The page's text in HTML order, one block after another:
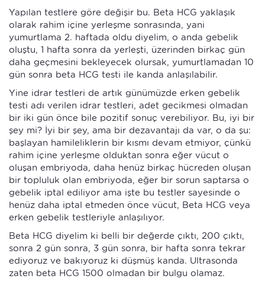
Yapılan testlere göre değişir bu. Beta HCG yaklaşık
olarak rahim içine yerleşme sonrasında, yani
yumurtlama 2. haftada oldu diyelim, o anda gebelik
oluştu, 1 hafta sonra da yerleşti, üzerinden birkaç gün
daha geçmesini bekleyecek olursak, yumurtlamadan 10
gün sonra beta HCG testi ile kanda anlaşılabilir.
Yine idrar testleri de artık günümüzde erken gebelik
testi adı verilen idrar testleri, adet gecikmesi olmadan
bir iki gün önce bile pozitif sonuç verebiliyor. Bu, iyi bir
şey mi? İyi bir şey, ama bir dezavantajı da var, o da şu:
başlayan hamileliklerin bir kısmı devam etmiyor, çünkü
rahim içine yerleşme olduktan sonra eğer vücut o
oluşan embriyoda, daha henüz birkaç hücreden oluşan
bir topluluk olan embriyoda, eğer bir sorun saptarsa o
gebelik iptal ediliyor ama işte bu testler sayesinde o
henüz daha iptal etmeden önce vücut, Beta HCG veya
erken gebelik testleriyle anlaşılıyor.
Beta HCG diyelim ki belli bir değerde çıktı, 200 çıktı,
sonra 2 gün sonra, 3 gün sonra, bir hafta sonra tekrar
ediyoruz ve bakıyoruz ki düşmüş kanda. Ultrasonda
zaten beta HCG 1500 olmadan bir bulgu olamaz.